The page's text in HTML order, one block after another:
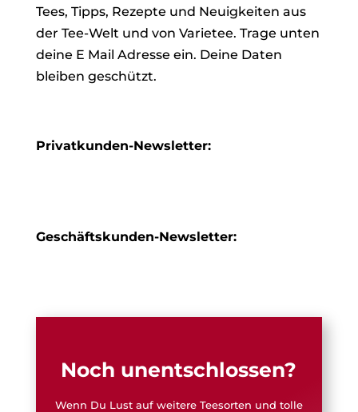
Tees, Tipps, Rezepte und Neuigkeiten aus
der Tee-Welt und von Varietee. Trage unten
deine E Mail Adresse ein. Deine Daten
bleiben geschützt.
Privatkunden-Newsletter:
Geschäftskunden-Newsletter:
Noch unentschlossen?
Wenn Du Lust auf weitere Teesorten und tolle